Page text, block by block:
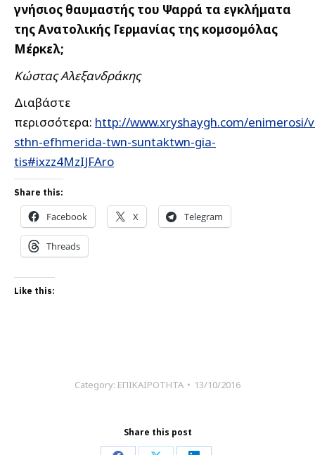
γνήσιος θαυμαστής του Ψαρρά τα εγκλήματα
της Ανατολικής Γερμανίας της κομσομόλας
Μέρκελ;
Κώστας Αλεξανδράκης
Διαβάστε
περισσότερα: http://www.xryshaygh.com/enimerosi/
sthn-efhmerida-twn-suntaktwn-gia-
tis#ixzz4MzIJFAro
Share this:
Facebook X Telegram
Threads
Like this:
Category: ΕΠΙΚΑΙΡΟΤΗΤΑ 13/10/2016
Share this post